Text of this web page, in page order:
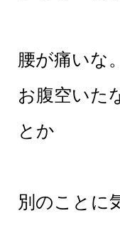
腰が痛いな
お腹空いた
とか
別のことに